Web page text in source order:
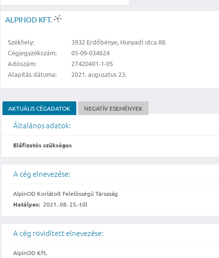
ALPINOD KFT.
Székhely:
3932 Erdőbénye, Hunyadi utca 88.
Cégjegyzékszám:
05-09-034624
Adószám:
27420401-1-05
Alapítás dátuma:
2021. augusztus 23.
AKTUÁLIS CÉGADATOK NEGATÍV ESEMÉNYEK
Általános adatok:
Előfizetés szükséges
A cég elnevezése:
AlpinOD Korlátolt Felelősségű Társaság
Hatályos: 2021. 08. 25.-től
A cég rövidített elnevezése:
AlpinOD Kft.